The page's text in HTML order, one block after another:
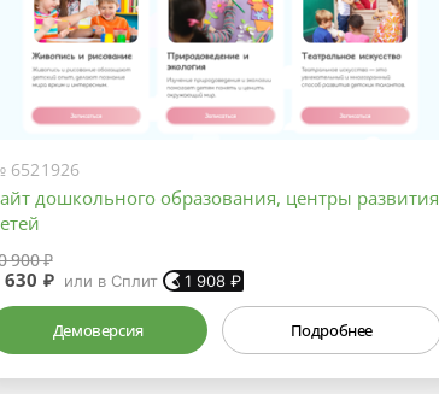
6521926
дошкольного образования, центры развития
900 ₽
630 ₽ или в Сплит 1 908₽
Демоверсия Подробнее